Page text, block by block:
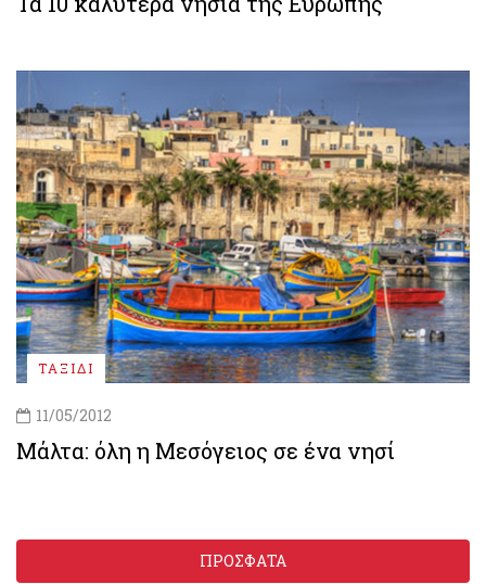
ΤΑΞΙΔΙ
11/05/2012
Μάλτα: όλη η Μεσόγειος σε ένα νησί
ΠΡΟΣΦΑΤΑ